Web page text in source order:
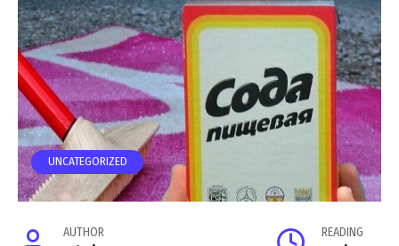
UNCATEGORIZED
AUTHOR READING